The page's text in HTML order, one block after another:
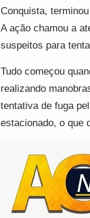
Conquista,
A ação chamou a
suspeitos para
Tudo começou
realizando
tentativa de fuga
estacionado, o que